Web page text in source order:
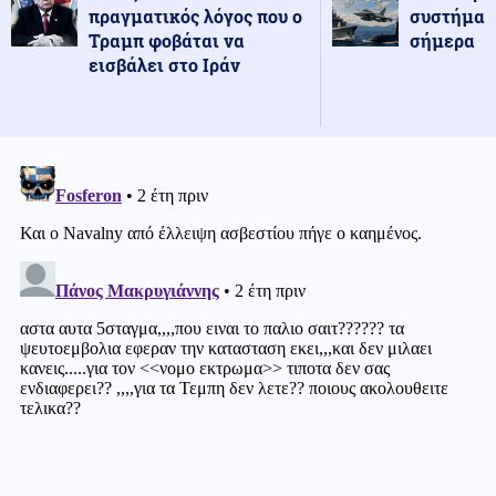
πραγματικός λόγος που ο
Τραμπ φοβάται να
εισβάλει στο Ιράν
σήμερα